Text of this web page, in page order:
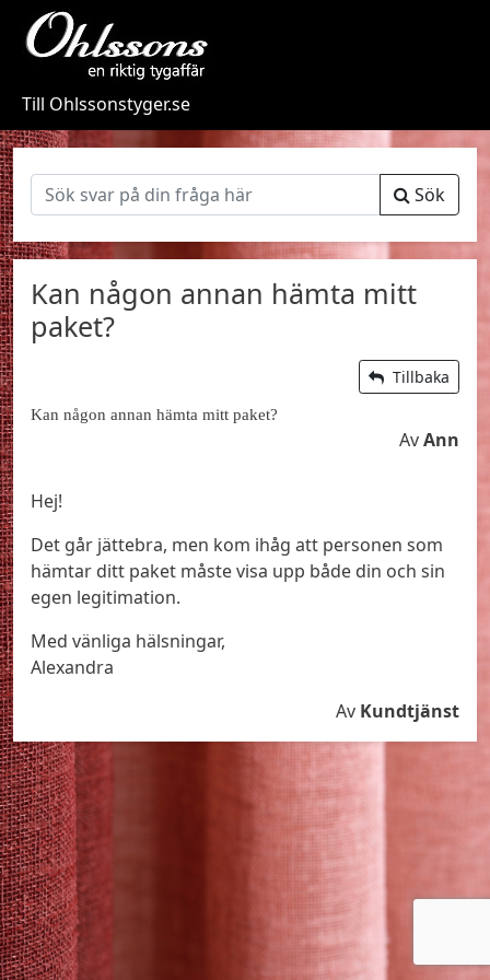
Till Ohlssonstyger.se
Sök
Kan någon annan hämta mitt
paket?
Tillbaka
Kan någon annan hämta mitt paket?
AvAnn
Hej!
Det går jättebra, men kom ihåg att personen som
hämtar ditt paket måste visa upp både din och sin
egen legitimation.
Med vänliga hälsningar,
Alexandra
Av Kundtjänst